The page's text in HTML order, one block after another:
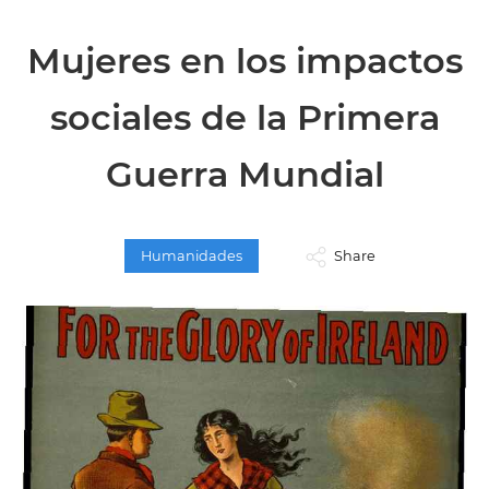
Mujeres en los impactos
sociales de la Primera
Guerra Mundial
Humanidades Share